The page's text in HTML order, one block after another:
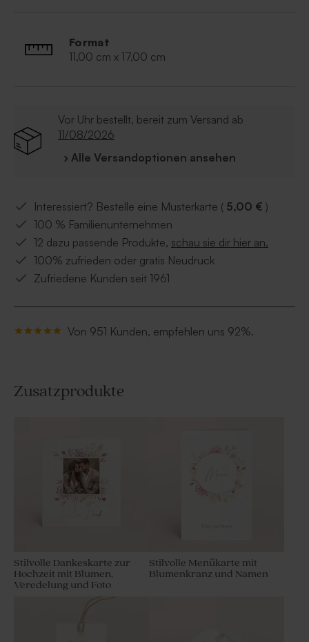
Format
11,00 cm x 17,00 cm
Vor Uhr bestellt, bereit zum Versand ab
11/08/2026
› Alle Versandoptionen ansehen
Interessiert? Bestelle eine Musterkarte ( 5,00 € )
100 % Familienunternehmen
12 dazu passende Produkte, schau sie dir hier an.
100% zufrieden oder gratis Neudruck
Zufriedene Kunden seit 1961
Von 951 Kunden, empfehlen uns 92%.
Zusatzprodukte
Stilvolle Dankeskarte zur
Hochzeit mit Blumen,
Veredelung und Foto
Stilvolle Menükarte mit
Blumenkranz und Namen